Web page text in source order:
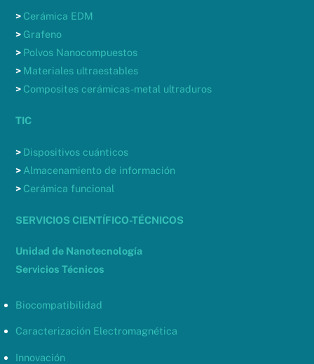
> Cerámica EDM
> Grafeno
> Polvos Nanocompuestos
> Materiales ultraestables
> Composites cerámicas-metal ultraduros
TIC
> Dispositivos cuánticos
> Almacenamiento de información
> Cerámica funcional
SERVICIOS CIENTÍFICO-TÉCNICOS
Unidad de Nanotecnología
Servicios Técnicos
Biocompatibilidad
Caracterización Electromagnética
Innovación